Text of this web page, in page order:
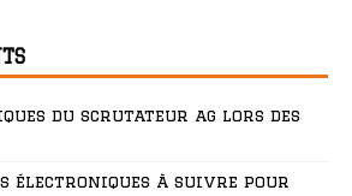
du scrutateur ag lors des
électroniques à suivre pour